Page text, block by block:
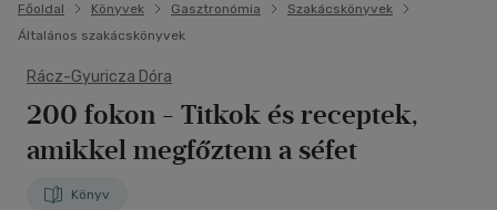
Főoldal Könyvek Gasztronómia
Szakácskönyvek
Általános szakácskönyvek
Rácz-Gyuricza Dóra
200 fokon - Titkok és receptek,
amikkel megfőztem a séfet
Könyv